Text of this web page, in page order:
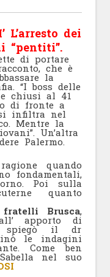
L’arresto dei
“pentiti”.
di portare
che è
la
“I boss delle
chiusi al 41
di fronte a
infiltra nel
Mentre la
Un’altra
Palermo.
quando
fondamentali,
Poi sulla
quanto
fratelli Brusca,
apporto di
spiegò il dr
le indagini
Come ben
nel suo